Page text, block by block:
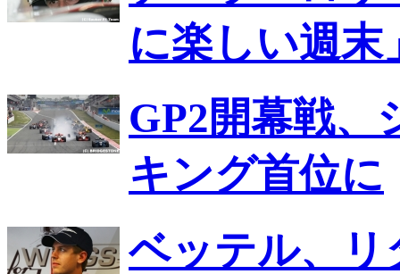
に楽しい週末
GP2開幕戦、
キング首位に
ベッテル、リ